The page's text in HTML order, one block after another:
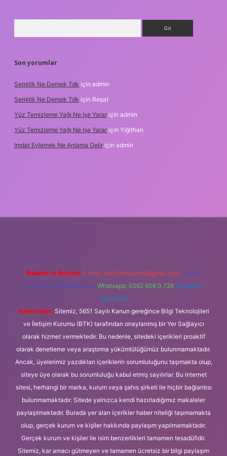
Son yorumlar
Semitik Ne Demek Tdk için admin
Semitik Ne Demek Tdk için Reşat
Yüz Temizleme Yağı Ne Işe Yarar için admin
Yüz Temizleme Yağı Ne Işe Yarar için Yiğithan
Imdat Eylemek Ne Anlama Gelir için admin
Reklam ve İletişim: E-mail: backlinkpaneli@gmail.com Teams:
forumhizmeti@gmail.com Whatsapp: 0262 606 0 726 Telegram:
@karabul
Yasal Uyarı: Sitemiz, 5651 Sayılı Kanun gereğince Bilgi Teknolojileri
ve İletişim Kurumu (BTK) tarafından onaylanmış bir Yer Sağlayıcı
olarak hizmet vermektedir. Bu nedenle, sitedeki içerikleri proaktif
olarak denetleme veya araştırma yükümlülüğümüz bulunmamaktadır.
Ancak, üyelerimiz yazdıkları içeriklerin sorumluluğunu taşımakta olup,
siteye üye olarak bu sorumluluğu kabul etmiş sayılırlar. Bu internet
sitesi, herhangi bir marka, kurum veya şahıs şirketi ile hiçbir bağlantısı
bulunmamaktadır. Sitede yalnızca kendi hazırladığımız makaleler
paylaşılmaktadır. Burada yer alan içerikler haber niteliği taşımamakta
olup, gerçek kurum ve kişiler hakkında paylaşım yapılmamaktadır.
Gerçek kurum ve kişiler ile isim benzerlikleri tamamen tesadüfidir.
Sitemiz, kar amacı gütmeyen ve tamamen ücretsiz bir bilgi paylaşım